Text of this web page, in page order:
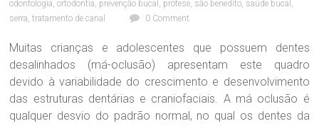
Paixão!
c
a
d
o
n
t
odontologia,ortodontia, prevenção bucal , prótese, são benedito, saúde bucal ,
serra,tratamento de canal 0 Comment
Muitas crianças e adolescentes que possuem dentes
desalinhados (má-oclusão) apresentam este quadro
devido à variabilidade do crescimento e desenvolvimento
das estruturas dentárias e craniofaciais. A má oclusão é
qualquer desvio do padrão normal, no qual os dentes da